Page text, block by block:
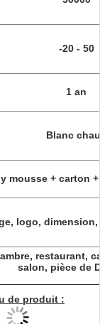
-20 - 50
1 an
Blanc
mousse + carton
logo,
restaurant,
salon, pièce de
de produit :